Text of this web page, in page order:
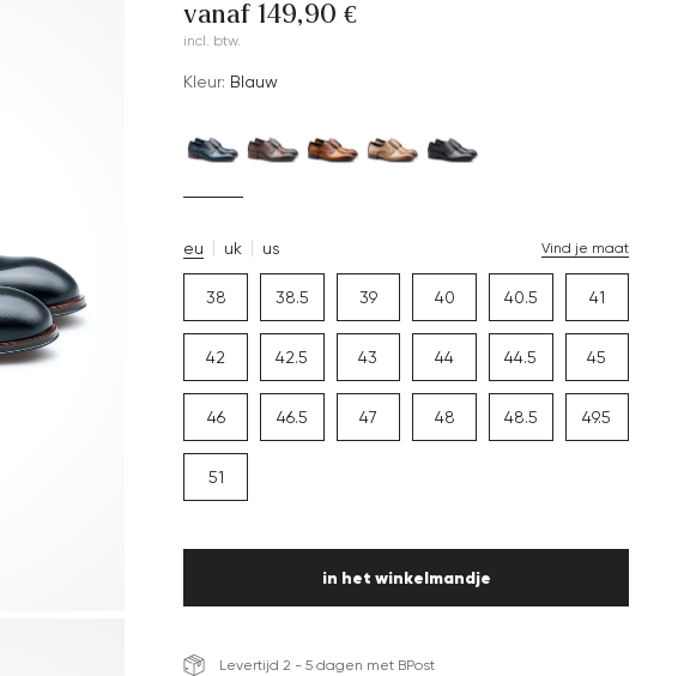
vanaf 149,90 €
incl. btw.
Kleur: Blauw
eu uk us Vind je maat
38 38.5 39 40 40.5 41
42 42.5 43 44 44.5 45
46 46.5 47 48 48.5 49.5
51
in het winkelmandje
Levertijd 2 - 5 dagen met BPost